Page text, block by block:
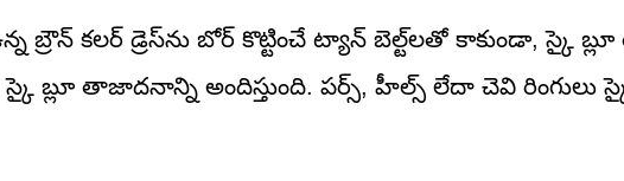
బ్రౌన్ కలర్ డ్రెస్‌ను బోర్ కొట్టించే ట్యాన్ బెల్ట్‌లతో కాకుండా, స్కై
స్కై బ్లూ తాజాదనాన్ని అందిస్తుంది. పర్స్, హీల్స్ లేదా చెవి రింగులు